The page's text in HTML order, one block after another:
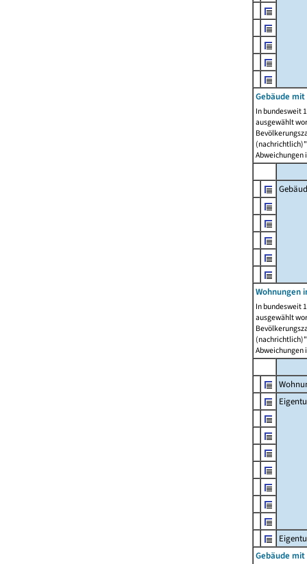
Gebäude mit
In bundesweit
ausgewählt
Abweichungen
Wohnungen
In bundesweit
ausgewählt
Abweichungen
Gebäude